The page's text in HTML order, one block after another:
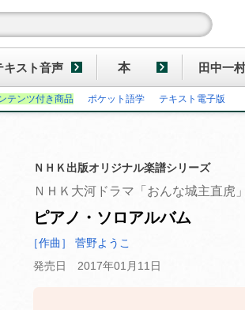
キスト音声 本 田中一
テンツ付き商品 ポケット語学 テキスト電子版
ＮＨＫ出版オリジナル楽譜シリーズ
ＮＨＫ大河ドラマ「おんな城主直虎」
ピアノ・ソロアルバム
［作曲］ 菅野ようこ
発売日 2017年01月11日